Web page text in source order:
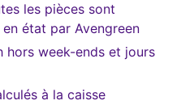
les pièces sont
état par Avengreen
hors week-ends et jours
à la caisse